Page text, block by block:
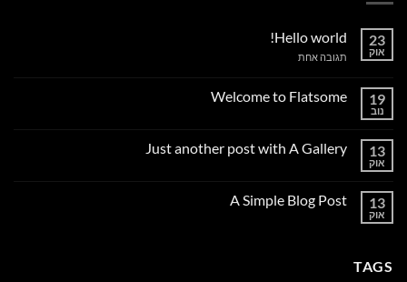
23
אוק
Hello world!
תגובה אחתעל
19
נוב
Welcome to Flatsome
Welcome
13
אוק
Just another post with A Gallery
Just
13
אוק
A Simple Blog Post
TAGS